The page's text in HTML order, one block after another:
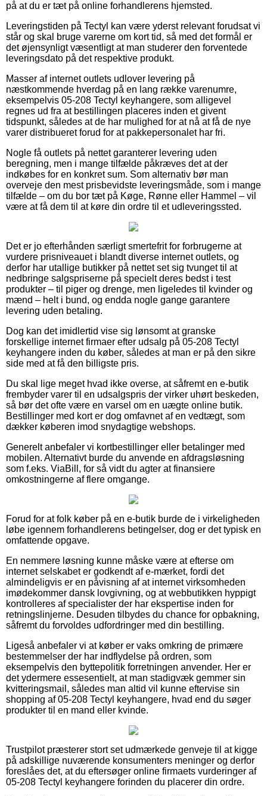
på at du er tæt på online forhandlerens hjemsted.
Leveringstiden på Tectyl kan være yderst relevant forudsat vi
står og skal bruge varerne om kort tid, så med det formål er
det øjensynligt væsentligt at man studerer den forventede
leveringsdato på det respektive produkt.
Masser af internet outlets udlover levering på
næstkommende hverdag på en lang række varenumre,
eksempelvis 05-208 Tectyl keyhangere, som alligevel
regnes ud fra at bestillingen placeres inden et givent
tidspunkt, således at de har mulighed for at nå at få de nye
varer distribueret forud for at pakkepersonalet har fri.
Nogle få outlets på nettet garanterer levering uden
beregning, men i mange tilfælde påkræves det at der
indkøbes for en konkret sum. Som alternativ bør man
overveje den mest prisbevidste leveringsmåde, som i mange
tilfælde – om du bor tæt på Køge, Rønne eller Hammel – vil
være at få dem til at køre din ordre til et udleveringssted.
Det er jo efterhånden særligt smertefrit for forbrugerne at
vurdere prisniveauet i blandt diverse internet outlets, og
derfor har utallige butikker på nettet set sig tvunget til at
nedbringe salgspriserne på specielt deres bedst i test
produkter – til piger og drenge, men ligeledes til kvinder og
mænd – helt i bund, og endda nogle gange garantere
levering uden betaling.
Dog kan det imidlertid vise sig lønsomt at granske
forskellige internet firmaer efter udsalg på 05-208 Tectyl
keyhangere inden du køber, således at man er på den sikre
side med at få den billigste pris.
Du skal lige meget hvad ikke overse, at såfremt en e-butik
frembyder varer til en udsalgspris der virker uhørt beskeden,
så bør det ofte være en varsel om en uægte online butik.
Bestillinger med kort er dog omfavnet af en vedtægt, som
dækker køberen imod snydagtige webshops.
Generelt anbefaler vi kortbestillinger eller betalinger med
mobilen. Alternativt burde du anvende en afdragsløsning
som f.eks. ViaBill, for så vidt du agter at finansiere
omkostningerne af flere omgange.
Forud for at folk køber på en e-butik burde de i virkeligheden
løbe igennem forhandlerens betingelser, dog er det typisk en
omfattende opgave.
En nemmere løsning kunne måske være at efterse om
internet selskabet er godkendt af e-mærket, fordi det
almindeligvis er en påvisning af at internet virksomheden
imødekommer dansk lovgivning, og at webbutikken hyppigt
kontrolleres af specialister der har ekspertise inden for
retningslinjerne. Desuden tilbydes du chance for opbakning,
såfremt du forvoldes udfordringer med din bestilling.
Ligeså anbefaler vi at køber er vaks omkring de primære
bestemmelser der har indflydelse på ordren, som
eksempelvis den byttepolitik forretningen anvender. Her er
det ydermere essesentielt, at man stadigvæk gemmer sin
kvitteringsmail, således man altid vil kunne eftervise sin
shopping af 05-208 Tectyl keyhangere, hvad end du søger
produkter til en mand eller kvinde.
Trustpilot præsterer stort set udmærkede genveje til at kigge
på adskillige nuværende konsumenters meninger og derfor
foreslåes det, at du eftersøger online firmaets vurderinger af
05-208 Tectyl keyhangere forinden du placerer din ordre.